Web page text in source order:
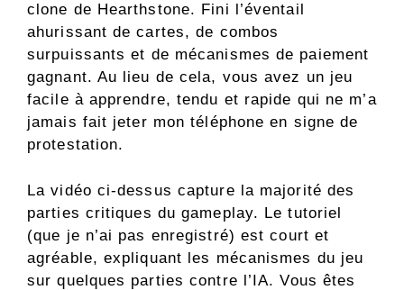
clone de Hearthstone. Fini l’éventail
ahurissant de cartes, de combos
surpuissants et de mécanismes de paiement
gagnant. Au lieu de cela, vous avez un jeu
facile à apprendre, tendu et rapide qui ne m’a
jamais fait jeter mon téléphone en signe de
protestation.
La vidéo ci-dessus capture la majorité des
parties critiques du gameplay. Le tutoriel
(que je n’ai pas enregistré) est court et
agréable, expliquant les mécanismes du jeu
sur quelques parties contre l’IA. Vous êtes